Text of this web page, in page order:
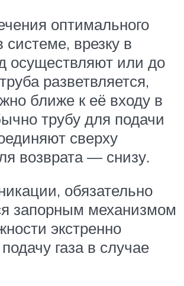
оптимального
врезку в
осуществляют или до
разветвляется,
ближе к её входу в
трубу для подачи
сверху
возврата — снизу.
обязательно
запорным механизмом
экстренно
газа в случае